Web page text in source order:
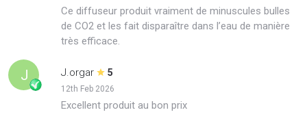
Ce diffuseur produit vraiment de minuscules bulles
de CO2 et les fait disparaître dans l’eau de manière
très efficace.
J J.orgar 5
12th Feb 2026
Excellent produit au bon prix